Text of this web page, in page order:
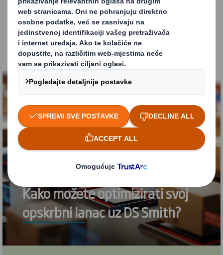
PREUZMITE IZVJEŠTAJ
Kako možete optimizirati svoj
opskrbni lanac uz DS Smith?